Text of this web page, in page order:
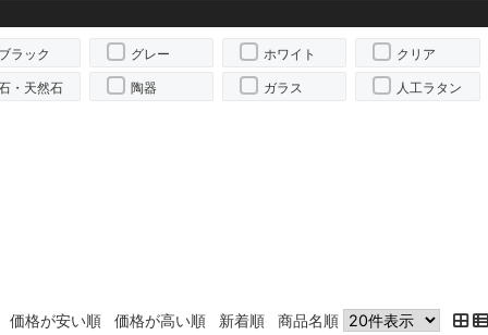
ラック グレー ホワイト クリア
・天然石 陶器 ガラス 人工ラタン
価格が安い順 価格が高い順 新着順 商品名順